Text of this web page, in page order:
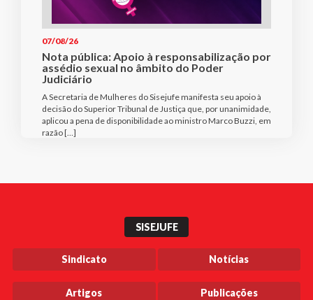
07/08/26
Nota pública: Apoio à responsabilização por
assédio sexual no âmbito do Poder
Judiciário
A Secretaria de Mulheres do Sisejufe manifesta seu apoio à
decisão do Superior Tribunal de Justiça que, por unanimidade,
aplicou a pena de disponibilidade ao ministro Marco Buzzi, em
razão […]
SISEJUFE
Sindicato Notícias
Artigos Publicações